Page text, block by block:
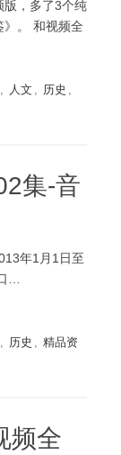
版，多了3个纯
。 和视频全
, 人文 , 历史 ,
集-音
年1月1日至
…
, 历史 , 精品资
频全